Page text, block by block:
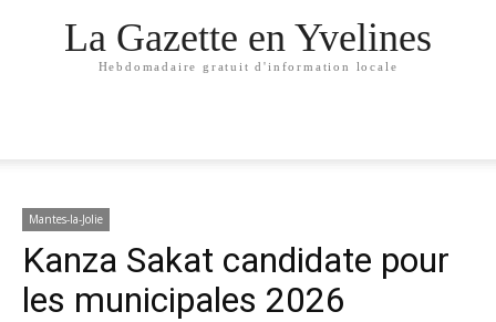
La Gazette en Yvelines
Hebdomadaire gratuit d'information locale
Mantes-la-Jolie
Kanza Sakat candidate pour
les municipales 2026